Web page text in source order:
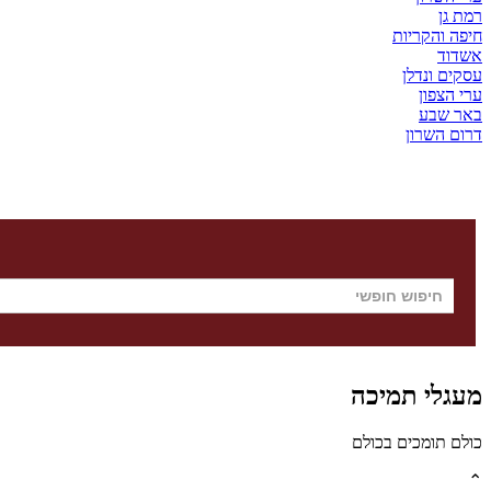
רמת גן
חיפה והקריות
אשדוד
עסקים ונדלן
ערי הצפון
באר שבע
דרום השרון
מעגלי תמיכה
כולם תומכים בכולם
⌃